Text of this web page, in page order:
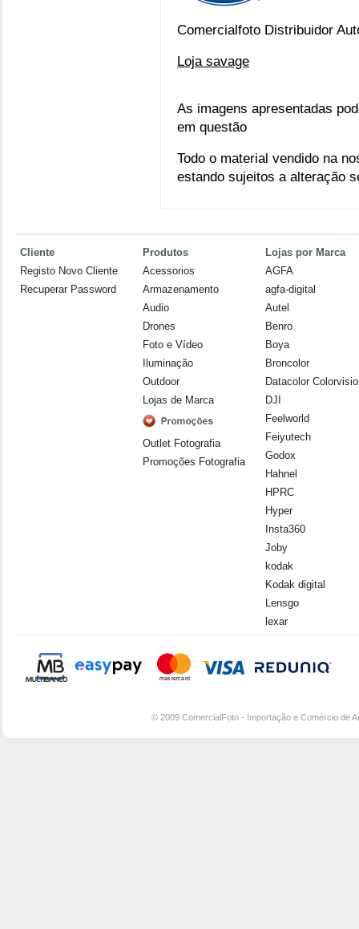
Comercialfoto Distribuidor
Loja savage
As imagens apresentadas
em questão
Todo o material vendido na
estando sujeitos a alteração
Cliente
Registo Novo Cliente
Recuperar Password
Produtos
Acessorios
Armazenamento
Audio
Drones
Foto e Vídeo
Iluminação
Outdoor
Lojas de Marca
Outlet Fotografia
Promoções Fotografia
Lojas por Marca
AGFA
agfa-digital
Autel
Benro
Boya
Broncolor
Datacolor
DJI
Feelworld
Feiyutech
Godox
Hahnel
HPRC
Hyper
Insta360
Joby
kodak
Kodak digital
Lensgo
lexar
© 2009 ComercialFoto - Importação e Comércio